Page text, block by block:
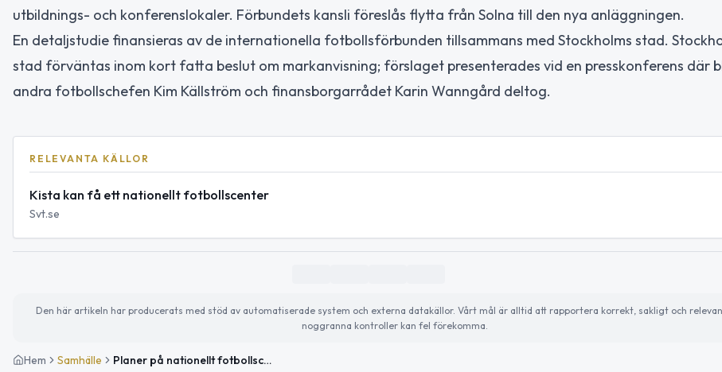
utbildnings- och konferenslokaler. Förbundets kansli föreslås flytta från Solna till den nya anläggningen.
En detaljstudie finansieras av de internationella fotbollsförbunden tillsammans med Stockholms stad.
stad förväntas inom kort fatta beslut om markanvisning; förslaget presenterades vid en presskonferens där
andra fotbollschefen Kim Källström och finansborgarrådet Karin Wanngård deltog.
RELEVANTA KÄLLOR
Kista kan få ett nationellt fotbollscenter
Svt.se
Den här artikeln har producerats med stöd av automatiserade system och externa datakällor. Vårt mål är alltid att rapportera korrekt, sakligt och
noggranna kontroller kan fel förekomma.
Hem Samhälle Planer på nationellt fotbollscenter i Kista